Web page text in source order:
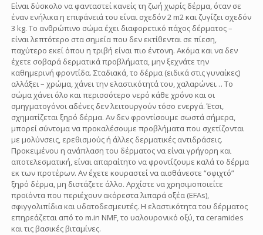
Είναι δύσκολο να φανταστεί κανείς τη ζωή χωρίς δέρμα, όταν σε
έναν ενήλικα η επιφάνειά του είναι σχεδόν 2 m2 και ζυγίζει σχεδόν
3 kg. Το ανθρώπινο σώμα έχει διαφορετικό πάχος δέρματος –
είναι λεπτότερο στα σημεία που δεν εκτίθενται σε πίεση,
παχύτερο εκεί όπου η τριβή είναι πιο έντονη. Ακόμα και να δεν
έχετε σοβαρά δερματικά προβλήματα, μην ξεχνάτε την
καθημερινή φροντίδα. Σταδιακά, το δέρμα (ειδικά στις γυναίκες)
αλλάξει – χρώμα, χάνει την ελαστικότητά του, χαλαρώνει… Το
σώμα χάνει όλο και περισσότερο νερό κάθε χρόνο και οι
σμηγματογόνοι αδένες δεν λειτουργούν τόσο ενεργά. Έτσι,
σχηματίζεται ξηρό δέρμα. Αν δεν φροντίσουμε σωστά σήμερα,
μπορεί σύντομα να προκαλέσουμε προβλήματα που σχετίζονται
με μολύνσεις, ερεθισμούς ή άλλες δερματικές αντιδράσεις.
Προκειμένου η ανάπλαση του δέρματος να είναι γρήγορη και
αποτελεσματική, είναι απαραίτητο να φροντίζουμε καλά το δέρμα
εκ των προτέρων. Αν έχετε κουραστεί να αισθάνεστε “σφιχτό”
ξηρό δέρμα, μη διστάζετε άλλο. Αρχίστε να χρησιμοποιείτε
προϊόντα που περιέχουν ακόρεστα λιπαρά οξέα (EFAs),
σφιγγολιπίδια και υδατοδεσμευτές. Η ελαστικότητα του δέρματος
επηρεάζεται από το m.in NMF, το υαλουρονικό οξύ, τα ceramides
και τις βασικές βιταμίνες.